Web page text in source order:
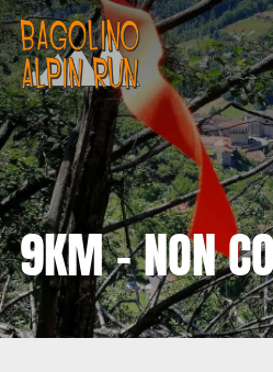
9KM – NON